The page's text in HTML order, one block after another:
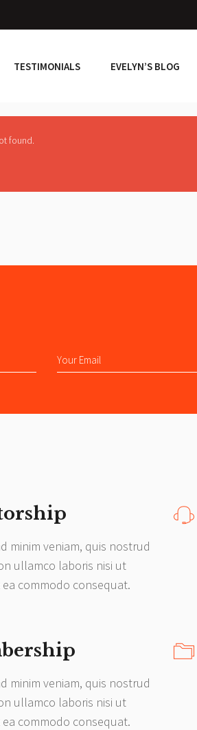
TESTIMONIALS EVELYN’S BLOG
found.
minim veniam, quis nostrud
ullamco laboris nisi ut
ea commodo consequat.
minim veniam, quis nostrud
ullamco laboris nisi ut
ea commodo consequat.